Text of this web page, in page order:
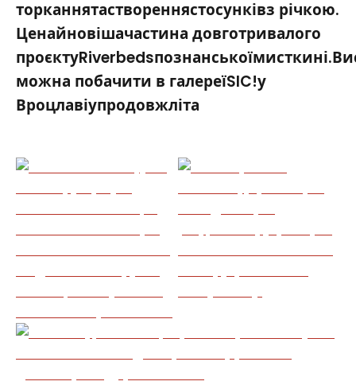
торканнятаствореннястосунківз річкою.
Ценайновішачастина довготривалого
можна побачити в галереїSIC!у
Вроцлавіупродовжліта